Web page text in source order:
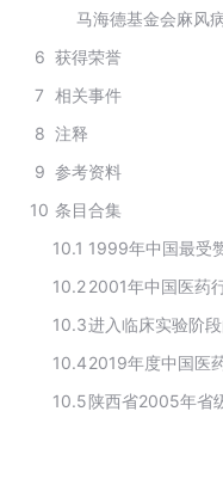
6 获得荣誉
7 相关事件
8 注释
9 参考资料
10 条目合集
10.1
10.2
10.3
10.4
10.5